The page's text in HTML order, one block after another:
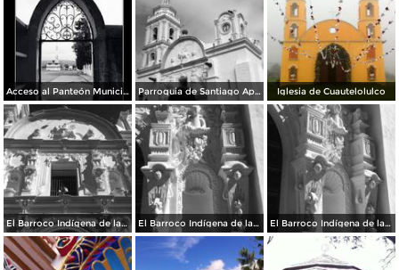
Acceso al Panteón Municipal Parroquia de Santiago Apóstol. Zócalo de la ciudad. Iglesia de Cuautelolulco
El Barroco Indígena de la Parroquia El Barroco Indígena de la Parroquia de Chignahuapan. El Barroco Indígena de la Parrroquia de Chignahuapan.